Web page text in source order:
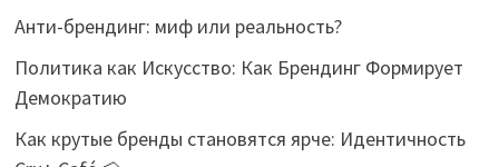
Анти-брендинг: миф или реальность?
Политика как Искусство: Как Брендинг Формирует
Демократию
Как крутые бренды становятся ярче: Идентичность